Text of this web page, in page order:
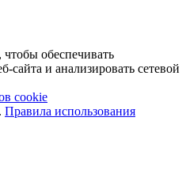
обеспечивать
сайта и анализировать сетевой
cookie
Правила использования